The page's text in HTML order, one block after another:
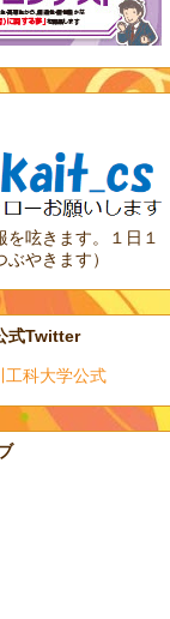
を呟きます。１日１
やきます）
式Twitter
工科大学公式